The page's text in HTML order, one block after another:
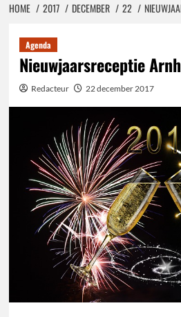
HOME 2017 DECEMBER 22
Agenda
Nieuwjaarsreceptie
Redacteur 22 december 2017